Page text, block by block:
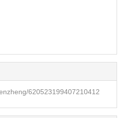
620523199407210412